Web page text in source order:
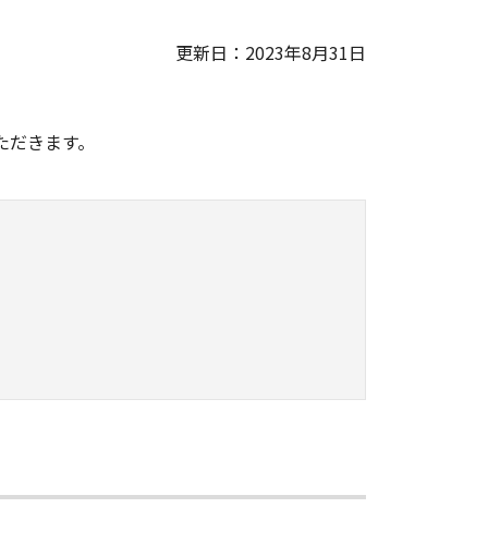
更新日：2023年8月31日
きます。